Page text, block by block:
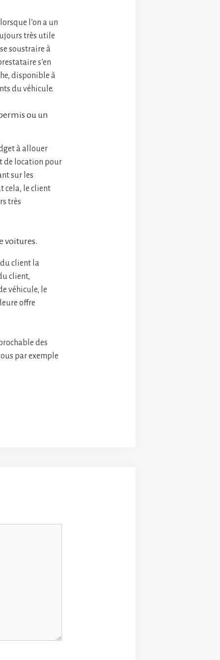
l’on a un
très utile
soustraire à
s’en
disponible à
du véhicule.
ou un
à allouer
de location pour
sur les
cela, le client
très
voitures.
client la
client,
véhicule, le
offre
des
par exemple